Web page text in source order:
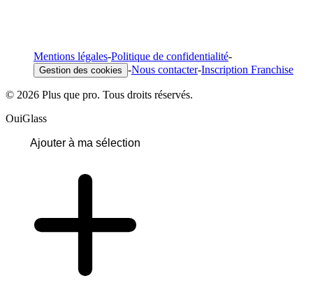
Mentions légales-Politique de confidentialité-
Gestion des cookies -Nous contacter-Inscription Franchise
© 2026 Plus que pro. Tous droits réservés.
OuiGlass
Ajouter à ma sélection